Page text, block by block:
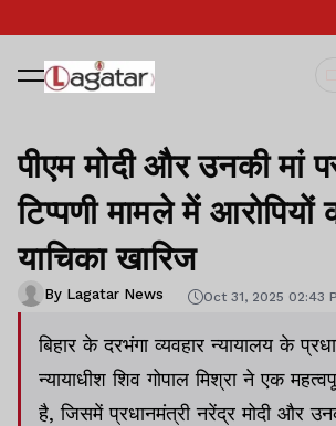
पीएम मोदी और उनकी मां
टिप्पणी मामले में
याचिका खारिज
By Lagatar News Oct 31, 2025 02:43
बिहार के दरभंगा व्यवहार न्यायालय के
न्यायाधीश शिव गोपाल मिश्रा ने एक
है, जिसमें प्रधानमंत्री नरेंद्र मोदी और